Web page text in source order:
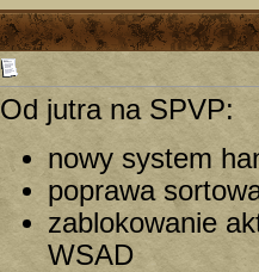
Od jutra na SPVP:
nowy system
poprawa
zablokowanie
WSAD